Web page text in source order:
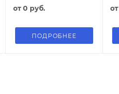
от0 руб.
ПОДРОБНЕЕ